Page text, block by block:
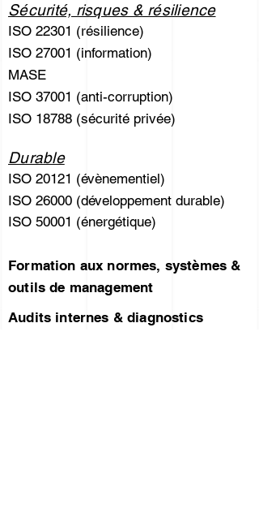
Sécurité, risques & résilience
ISO 22301 (résilience)
ISO 27001 (information)
MASE
ISO 37001 (anti-corruption)
ISO 18788 (sécurité privée)
Durable
ISO 20121 (évènementiel)
ISO 26000 (développement durable)
ISO 50001 (énergétique)
Formation aux normes, systèmes &
outils de management
Audits internes & diagnostics